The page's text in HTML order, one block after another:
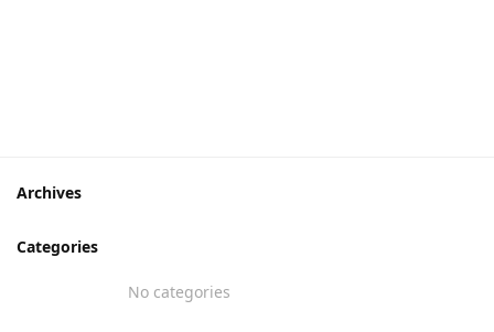
Archives
Categories
No categories